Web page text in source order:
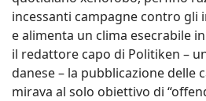
incessanti campagne contro gli
e alimenta un clima esecrabile
il redattore capo di Politiken –
danese – la pubblicazione delle
mirava al solo obiettivo di